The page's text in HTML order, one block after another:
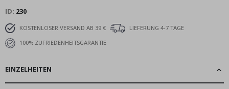
ID 230
KOSTENLOSER VERSAND AB 39 €
LIEFERUNG 4-7 TAGE
100% ZUFRIEDENHEITSGARANTIE
EINZELHEITEN